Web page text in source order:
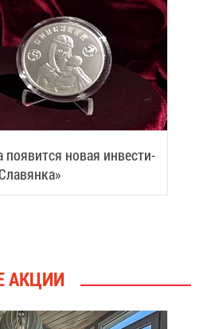
по­явит­ся но­вая ин­ве­сти­
АК­ЦИИ